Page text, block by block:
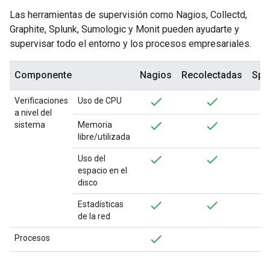
Las herramientas de supervisión como Nagios, Collectd,
Graphite, Splunk, Sumologic y Monit pueden ayudarte y
supervisar todo el entorno y los procesos empresariales.
Componente Nagios Recolectadas
Verificaciones
a nivel del
sistema
Uso de CPU
Memoria
libre/utilizada
Uso del
espacio en el
disco
Estadísticas
de la red
Procesos